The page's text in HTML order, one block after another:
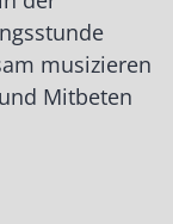
musizieren
Mitbeten